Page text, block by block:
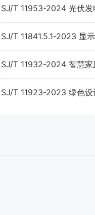
SJ/T 11953-2024 光伏
SJ/T 11841.5.1-2023 显
SJ/T 11932-2024 智慧
SJ/T 11923-2023 绿色设